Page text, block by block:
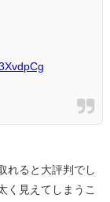
れると大評判でし
く見えてしまうこ